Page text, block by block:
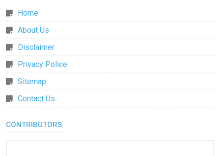
Home
About Us
Disclaimer
Privacy Police
Sitemap
Contact Us
CONTRIBUTORS